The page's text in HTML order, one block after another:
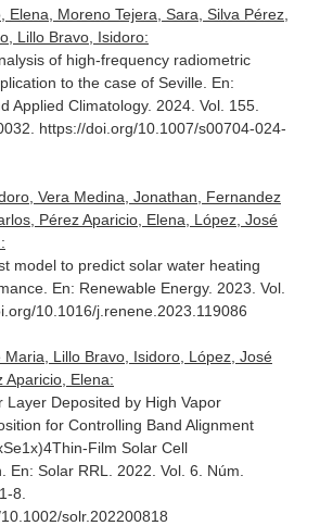
Elena, Moreno Tejera, Sara, Silva Pérez,
Lillo Bravo, Isidoro:
of high-frequency radiometric
to the case of Seville. En:
Applied Climatology. 2024. Vol. 155.
https://doi.org/10.1007/s00704-024-
Vera Medina, Jonathan, Fernandez
Pérez Aparicio, Elena, López, José
model to predict solar water heating
En: Renewable Energy. 2023. Vol.
10.1016/j.renene.2023.119086
Maria, Lillo Bravo, Isidoro, López, José
Aparicio, Elena:
Layer Deposited by High Vapor
for Controlling Band Alignment
Film Solar Cell
En: Solar RRL
. 2022. Vol. 6. Núm.
8.
solr.202200818